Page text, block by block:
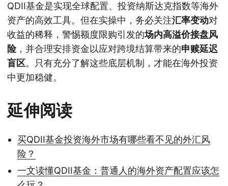
QDII基金是实现全球配置、投资纳斯达克指数等海外
资产的高效工具。但在实操中，务必关注汇率变动对
收益的稀释，警惕额度限购引发的场内高溢价接盘风
险，并合理安排资金以应对跨境结算带来的申赎延迟
盲区。只有充分了解这些底层机制，才能在海外投资
中更加稳健。
延伸阅读
买QDII基金投资海外市场有哪些看不见的外汇风
险？
一文读懂QDII基金：普通人的海外资产配置应该怎